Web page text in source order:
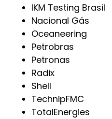
IKM Testing Brasil
Nacional Gás
Oceaneering
Petrobras
Petronas
Radix
Shell
TechnipFMC
TotalEnergies